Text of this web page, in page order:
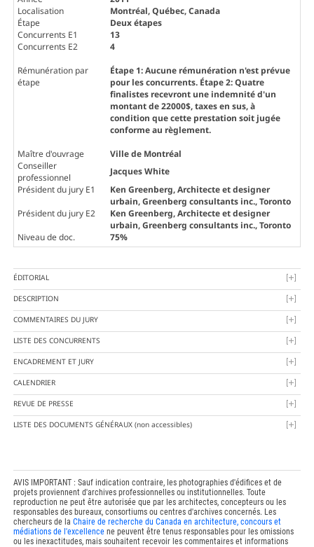
Localisation
Montréal, Québec, Canada
Étape
Deux étapes
Concurrents E1
13
Concurrents E2
4
Rémunération par
étape
Étape 1: Aucune rémunération n'est prévue
pour les concurrents. Étape 2: Quatre
finalistes recevront une indemnité d'un
montant de 22000$, taxes en sus, à
condition que cette prestation soit jugée
conforme au règlement.
Maître d'ouvrage
Ville de Montréal
Conseiller
professionnel
Jacques White
Président du jury E1
Ken Greenberg, Architecte et designer
urbain, Greenberg consultants inc., Toronto
Président du jury E2
Ken Greenberg, Architecte et designer
urbain, Greenberg consultants inc., Toronto
Niveau de doc.
75%
ÉDITORIAL
DESCRIPTION
COMMENTAIRES DU JURY
LISTE DES CONCURRENTS
ENCADREMENT ET JURY
CALENDRIER
REVUE DE PRESSE
LISTE DES DOCUMENTS GÉNÉRAUX (non accessibles)
AVIS IMPORTANT : Sauf indication contraire, les photographies d'édifices et de
projets proviennent d'archives professionnelles ou institutionnelles. Toute
reproduction ne peut être autorisée que par les architectes, concepteurs ou les
responsables des bureaux, consortiums ou centres d'archives concernés. Les
chercheurs de la Chaire de recherche du Canada en architecture, concours et
médiations de l'excellencene peuvent être tenus responsables pour les omissions
ou les inexactitudes, mais souhaitent recevoir les commentaires et informations